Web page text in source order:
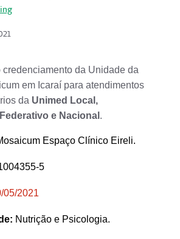
credenciamento da Unidade da
em Icaraí para atendimentos
da Unimed Local,
e Nacional .
Espaço Clínico Eireli.
5
05/2021
Nutrição e Psicologia.